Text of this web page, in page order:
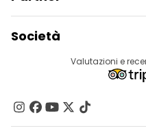
Tour di degustazione
Tour in bicicletta a Riga
Tour gratuiti nelle
Accesso Del Fornitore
Programma Di Affiliazione
Società
Destinazioni
Contattaci
Gruppi
Valutazioni e